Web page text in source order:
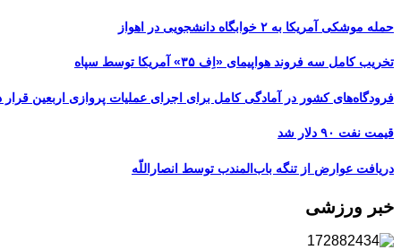
حمله موشکی آمریکا به ۲ خوابگاه دانشجویی در اهواز
تخریب کامل سه فروند هواپیمای «اِف ۳۵» آمریکا توسط سپاه
فرودگاه‌های کشور در آمادگی کامل برای اجرای عملیات پروازی اربعین قرار
قیمت نفت ۹۰ دلار شد
دریافت عوارض از تنگه باب‌المندب توسط انصاراللّه
خبر ورزشی